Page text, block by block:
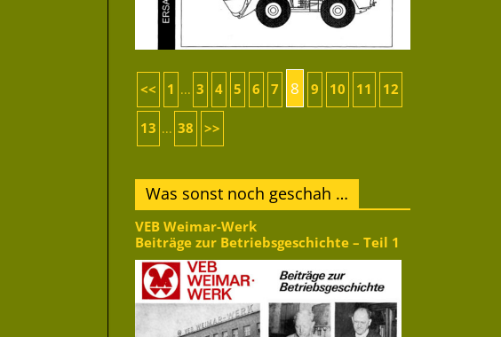
<< 1 ... 3 4 5 6 7 8 9 10 11 12
13 ... 38 >>
Was sonst noch geschah …
VEB Weimar-Werk
Beiträge zur Betriebsgeschichte – Teil 1